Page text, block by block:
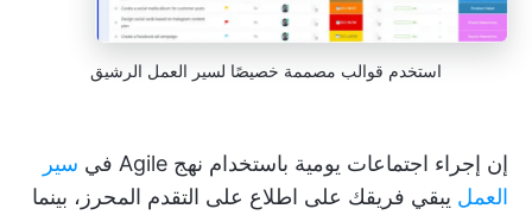
استخدم قوالب مصممة خصيصًا لسير العمل الرشيق
إن إجراء اجتماعات يومية باستخدام نهج Agile في
سير
العمل يبقي فريقك على اطلاع على التقدم المحرز، بينما